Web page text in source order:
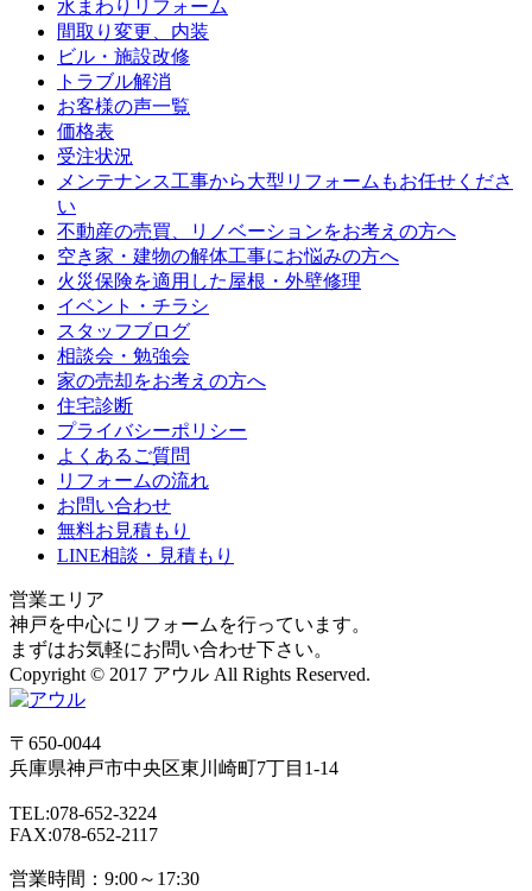
水まわりリフォーム
間取り変更、内装
ビル・施設改修
トラブル解消
お客様の声一覧
価格表
受注状況
メンテナンス工事から大型リフォームもお任せくださ
い
不動産の売買、リノベーションをお考えの方へ
空き家・建物の解体工事にお悩みの方へ
火災保険を適用した屋根・外壁修理
イベント・チラシ
スタッフブログ
相談会・勉強会
家の売却をお考えの方へ
住宅診断
プライバシーポリシー
よくあるご質問
リフォームの流れ
お問い合わせ
無料お見積もり
LINE相談・見積もり
営業エリア
神戸を中心にリフォームを行っています。
まずはお気軽にお問い合わせ下さい。
Copyright © 2017 アウル All Rights Reserved.
〒650-0044
兵庫県神戸市中央区東川崎町7丁目1-14
TEL:078-652-3224
FAX:078-652-2117
営業時間：9:00～17:30